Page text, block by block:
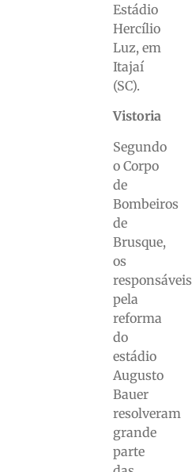
Estádio
Hercílio
Luz, em
Itajaí
(SC).
Vistoria
Segundo
o Corpo
de
Bombeiros
de
Brusque,
os
responsáveis
pela
reforma
do
estádio
Augusto
Bauer
resolveram
grande
parte